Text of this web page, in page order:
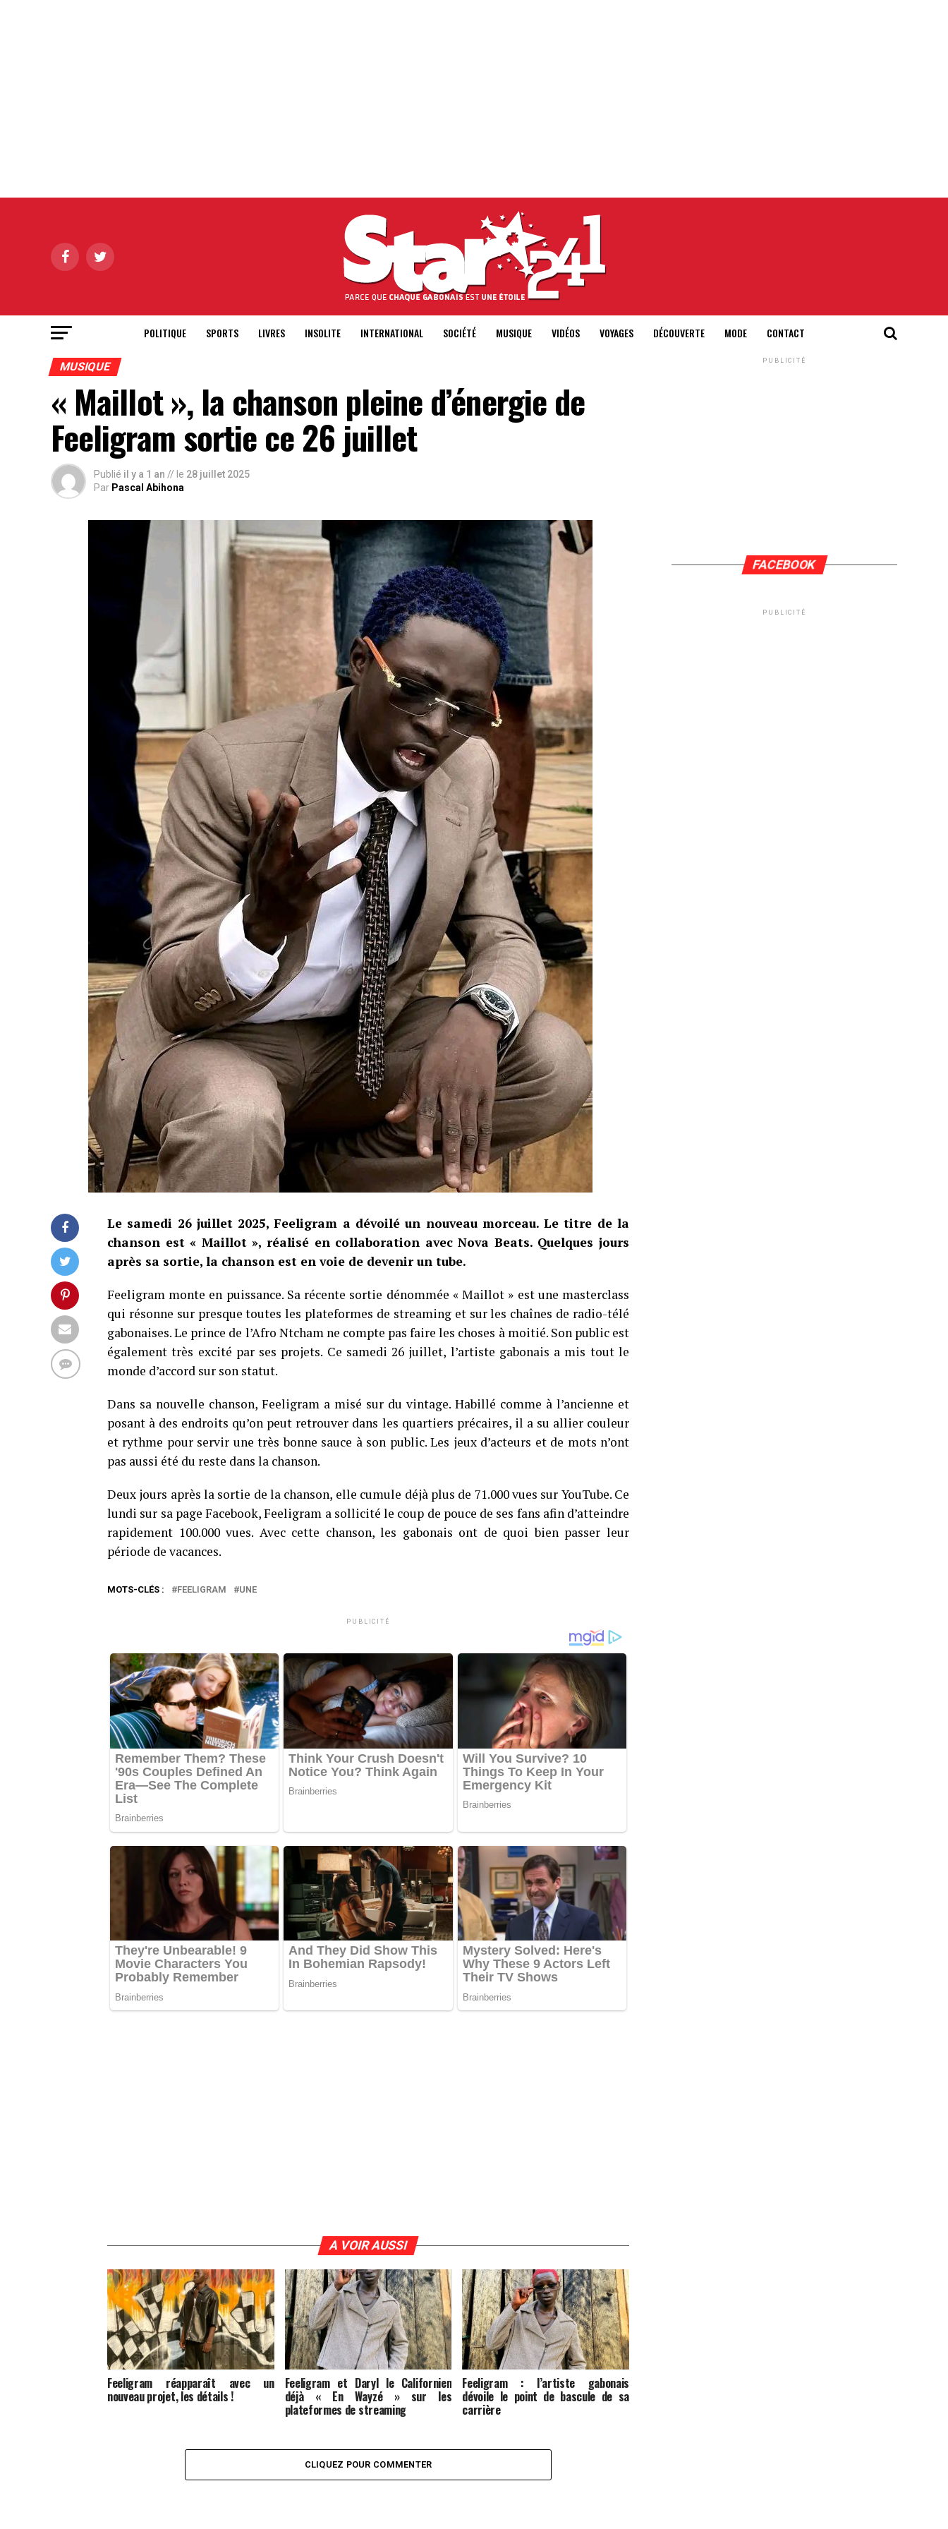
POLITIQUE SPORTS LIVRES INSOLITE INTERNATIONAL SOCIÉTÉ MUSIQUE VIDÉOS VOYAGES DÉCOUVERTE MODE CONTACT
MUSIQUE
« Maillot », la chanson pleine d’énergie de
Feeligram sortie ce 26 juillet
Publié il y a 1 an // le 28 juillet 2025
Par Pascal Abihona
Le samedi 26 juillet 2025, Feeligram a dévoilé un nouveau morceau. Le titre de la
chanson est « Maillot », réalisé en collaboration avec Nova Beats. Quelques jours
après sa sortie, la chanson est en voie de devenir un tube.
Feeligram monte en puissance. Sa récente sortie dénommée « Maillot » est une masterclass
qui résonne sur presque toutes les plateformes de streaming et sur les chaînes de radio-télé
gabonaises. Le prince de l’Afro Ntcham ne compte pas faire les choses à moitié. Son public est
également très excité par ses projets. Ce samedi 26 juillet, l’artiste gabonais a mis tout le
monde d’accord sur son statut.
Dans sa nouvelle chanson, Feeligram a misé sur du vintage. Habillé comme à l’ancienne et
posant à des endroits qu’on peut retrouver dans les quartiers précaires, il a su allier couleur
et rythme pour servir une très bonne sauce à son public. Les jeux d’acteurs et de mots n’ont
pas aussi été du reste dans la chanson.
Deux jours après la sortie de la chanson, elle cumule déjà plus de 71.000 vues sur YouTube. Ce
lundi sur sa page Facebook, Feeligram a sollicité le coup de pouce de ses fans afin d’atteindre
rapidement 100.000 vues. Avec cette chanson, les gabonais ont de quoi bien passer leur
période de vacances.
MOTS-CLÉS : FEELIGRAM UNE
PUBLICITÉ
A VOIR AUSSI
Feeligram réapparaît avec un
nouveau projet, les détails !
Feeligram et Daryl le Californien
déjà « En Wayzé » sur les
plateformes de streaming
Feeligram : l’artiste gabonais
dévoile le point de bascule de sa
carrière
CLIQUEZ POUR COMMENTER
PUBLICITÉ
FACEBOOK
PUBLICITÉ